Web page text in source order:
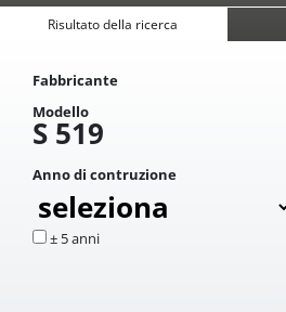
Risultato della ricerca
Fabbricante
Modello
S 519
Anno di contruzione
± 5 anni